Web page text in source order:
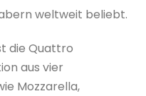
weltweit beliebt.
die Quattro
aus vier
Mozzarella,